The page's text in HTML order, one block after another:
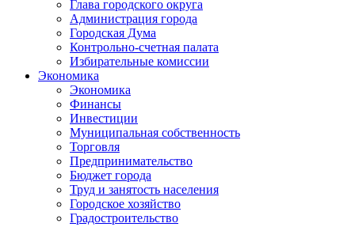
Глава городского округа
Администрация города
Городская Дума
Контрольно-счетная палата
Избирательные комиссии
Экономика
Экономика
Финансы
Инвестиции
Муниципальная собственность
Торговля
Предпринимательство
Бюджет города
Труд и занятость населения
Городское хозяйство
Градостроительство